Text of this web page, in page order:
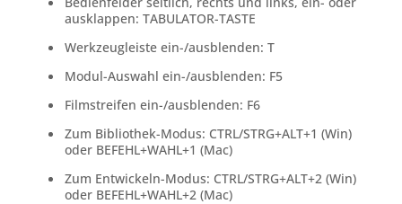
ausklappen: TABULATOR-TASTE
Werkzeugleiste ein-/ausblenden: T
Modul-Auswahl ein-/ausblenden: F5
Filmstreifen ein-/ausblenden: F6
Zum Bibliothek-Modus: CTRL/STRG+ALT+1 (Win)
oder BEFEHL+WAHL+1 (Mac)
Zum Entwickeln-Modus: CTRL/STRG+ALT+2 (Win)
oder BEFEHL+WAHL+2 (Mac)